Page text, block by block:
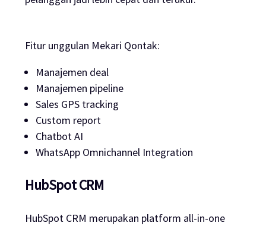
Fitur unggulan Mekari Qontak:
Manajemen deal
Manajemen pipeline
Sales GPS tracking
Custom report
Chatbot AI
WhatsApp Omnichannel Integration
HubSpot CRM
HubSpot CRM merupakan platform all-in-one